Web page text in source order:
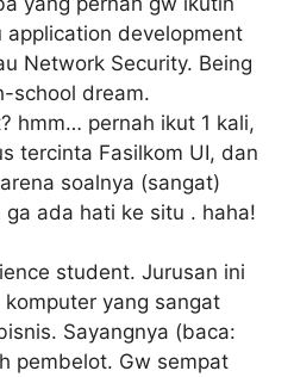
development
Network Security. Being
school dream.
hmm… pernah ikut 1 kali,
tercinta Fasilkom UI, dan
soalnya (sangat)
ada hati ke situ . haha!
student. Jurusan ini
yang sangat
Sayangnya (baca:
pembelot. Gw sempat